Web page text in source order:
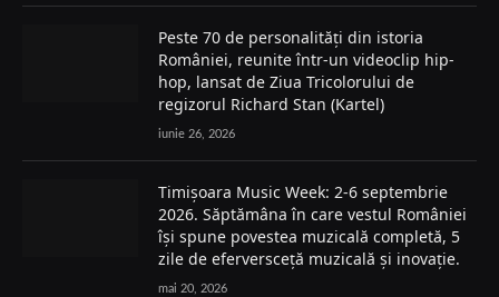
Peste 70 de personalități din istoria
României, reunite într-un videoclip hip-
hop, lansat de Ziua Tricolorului de
regizorul Richard Stan (Kartel)
iunie 26, 2026
Timișoara Music Week: 2-6 septembrie
2026. Săptămâna în care vestul României
își spune povestea muzicală completă, 5
zile de eferversceță muzicală și inovație.
mai 20, 2026